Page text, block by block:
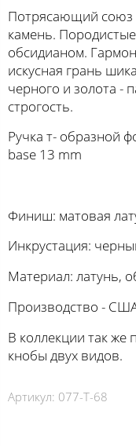
Потрясающий союз
камень.
обсидианом.
искусная грань
черного и золота -
строгость.
Ручка т- образной
base 13 mm
Финиш: матовая
Инкрустация:
Материал: латунь,
Производство -
В коллекции так же
кнобы двух видов.
Артикул: 077-Т-68